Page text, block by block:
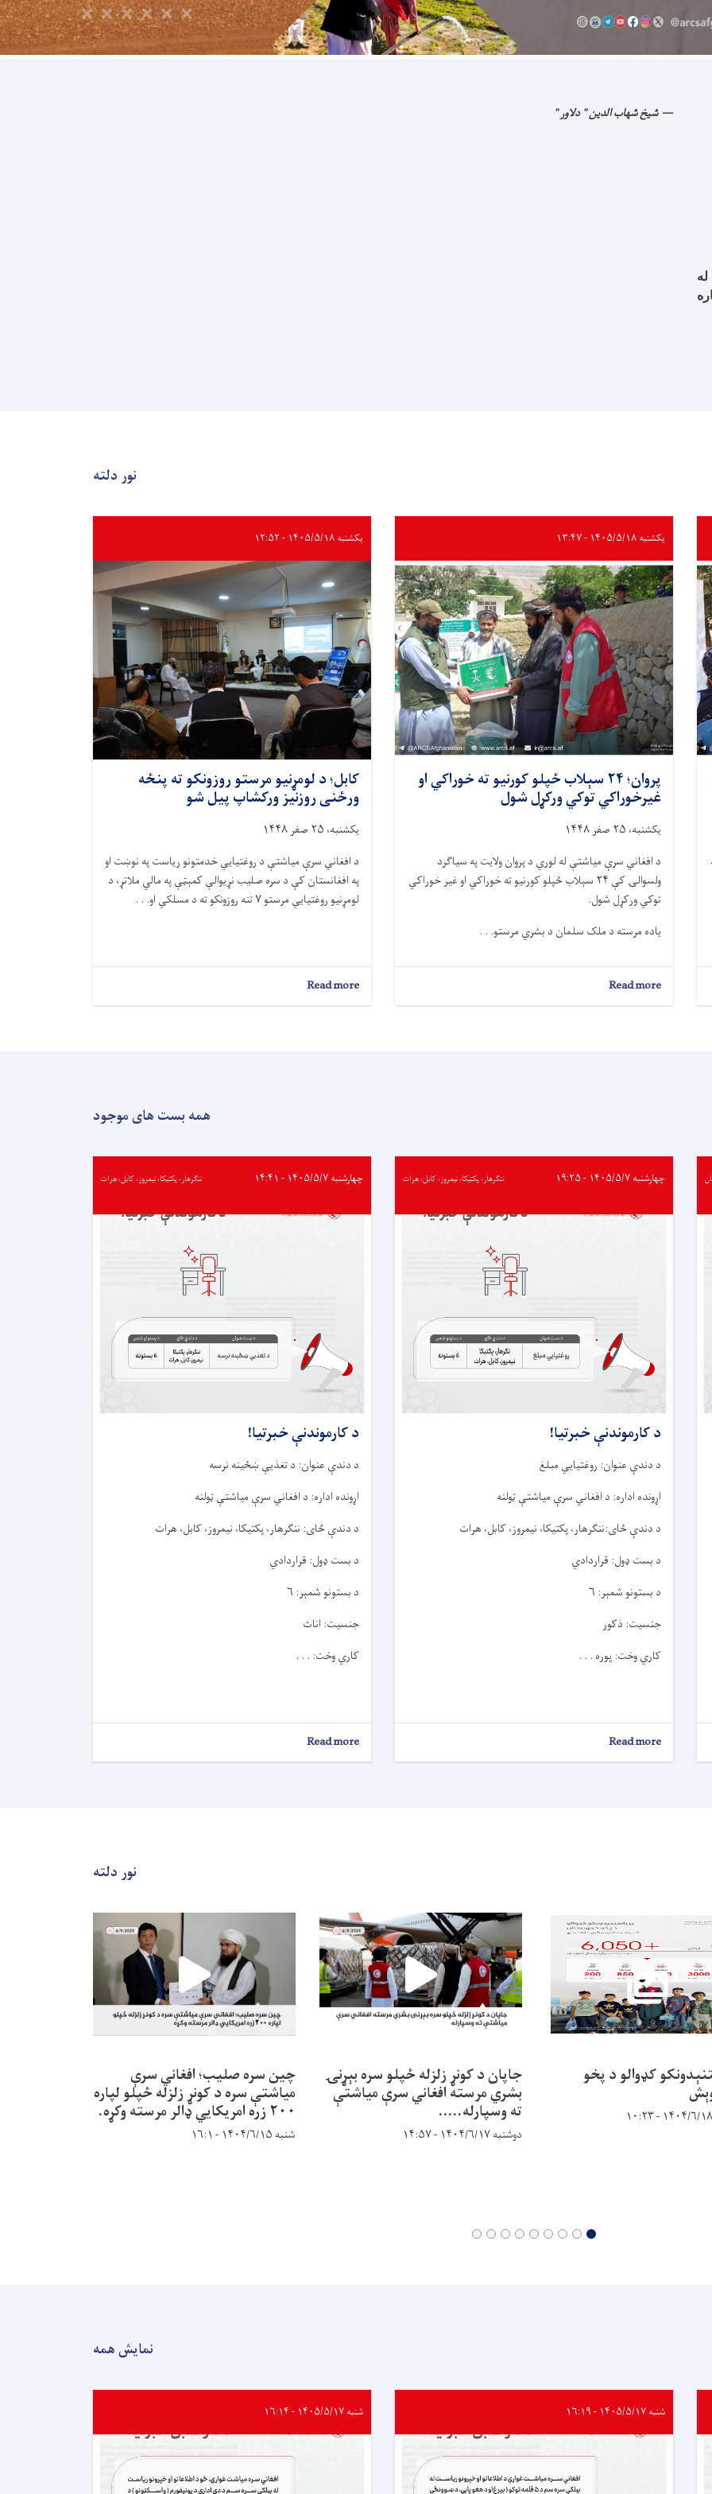
شیخ شهاب الدین " دلاور "
نور دلته
یکشنبه ۱۴۰۵/۵/۱۸ - ۱۳:۴۷
پروان؛ ۲۴ سېلاب‌ ځپلو کورنیو ته خوراکي او
غیرخوراکي توکي ورکړل شول
یکشنبه، ۲۵ صفر ۱۴۴۸
د افغاني سرې میاشتې له لوري د پروان ولایت په سیاګرد
ولسوالۍ کې ۲۴ سېلاب‌ ځپلو کورنیو ته خوراکي او غیر خوراکي
توکي ورکړل شول.
یاده مرسته د ملک سلمان د بشري مرستو. . .
Read more
پروان؛
ورکړل
شول
یکشنبه ۱۴۰۵/۵/۱۸ - ۱۲:۵۲
کابل؛ د لومړنیو مرستو روزونکو ته پنځه
ورځنی روزنیز ورکشاپ پیل شو
یکشنبه، ۲۵ صفر ۱۴۴۸
د افغاني سرې میاشتې د روغتیايي خدمتونو ریاست په نوښت او
په افغانستان کې د سره صلیب نړیوالې کمېټې په مالي ملاتړ، د
لومړنیو روغتیايي مرستو ۷ تنه روزونکو ته د مسلکي او. . .
Read more
کابل؛
پیل
شو
همه بست های موجود
چهارشنبه ۱۴۰۵/۵/۷ - ۱۹:۲۵ ننګرهار، پکتیکا، نیمروز، کابل، هرات
د کارموندنې خبرتيا!
د دندې عنوان: روغتیايي مبلغ
اړونده اداره: د افغاني سرې میاشتې ټولنه
د دندې ځای:ننګرهار، پکتیکا، نیمروز، کابل، هرات
د بست ډول: قراردادي
د بستونو شمېر: ۶
جنسیت: ذکور
کاري وخت: پوره . . .
Read more
د
چهارشنبه ۱۴۰۵/۵/۷ - ۱۴:۴۱ ننګرهار، پکتیکا، نیمروز، کابل، هرات
د کارموندنې خبرتيا!
د دندې عنوان: د تغذیې ښځينه نرسه
اړونده اداره: د افغاني سرې میاشتې ټولنه
د دندې ځای: ننګرهار، پکتیکا، نیمروز، کابل، هرات
د بست ډول: قراردادي
د بستونو شمېر: ۶
جنسیت: اناث
کاري وخت: . . .
Read more
د
نور دلته
کډوالو د پخو جاپان د کونړ زلزله ځپلو سره بېړنۍ
بشري مرسته افغاني سرې میاشتې
ته وسپارله.....
دوشنبه ۱۴۰۴/۶/۱۷ - ۱۴:۵۷
چین سره صلیب؛ افغاني سرې
میاشتې سره د کونړ زلزله ځپلو لپاره
٢٠٠ زره امريکايي ډالر مرسته وکړه.
شنبه ۱۴۰۴/۶/۱۵ - ۱۶:۱
نمایش همه
شنبه ۱۴۰۵/۵/۱۷ - ۱۶:۱۹ شنبه ۱۴۰۵/۵/۱۷ - ۱۶:۱۴